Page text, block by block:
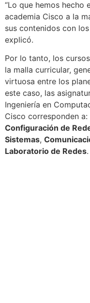
“Lo que hemos hecho
academia Cisco a la
sus contenidos con
explicó.
Por lo tanto, los
la malla curricular,
virtuosa entre los
este caso, las
Ingeniería en
Cisco corresponden a:
Configuración de
Sistemas,
Laboratorio de Redes.